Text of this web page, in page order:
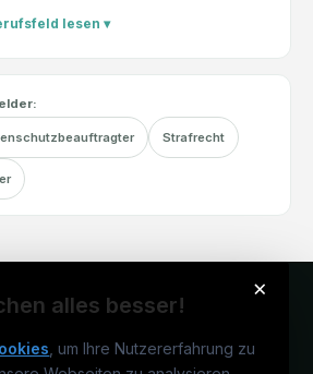
lesen ▾
Strafrecht
×
alles besser!
, um Ihre Nutzererfahrung zu